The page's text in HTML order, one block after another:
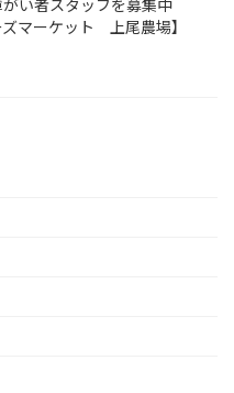
ズマーケット 上尾農場】